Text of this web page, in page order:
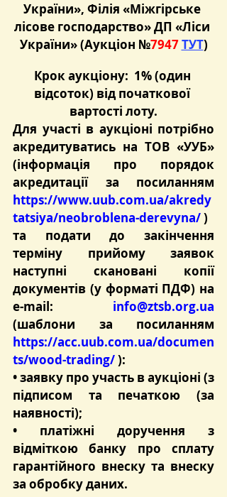
України», Філія «Міжгірське
лісове господарство» ДП «Ліси
України» (Аукціон №7947 ТУТ)
Крок аукціону:  1% (один
відсоток) від початкової
вартості лоту.
Для участі в аукціоні потрібно
акредитуватись на ТОВ «УУБ»
(інформація про порядок
https://www.uub.com.ua/akredy
tatsiya/neobroblena-derevyna/ )
та подати до закінчення
терміну прийому заявок
наступні скановані копії
документів (у форматі ПДФ) на
e-mail: info@ztsb.org.ua
https://acc.uub.com.ua/documen
ts/wood-trading/ ):
• заявку про участь в аукціоні (з
підписом та печаткою (за
наявності);
• платіжні доручення з
відміткою банку про сплату
гарантійного внеску та внеску
за обробку даних.